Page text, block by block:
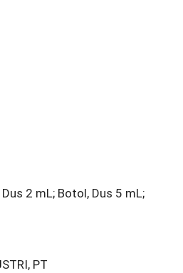
2 mL; Botol, Dus 5 mL;
PT